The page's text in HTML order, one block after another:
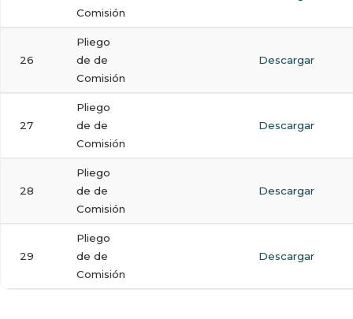
Comisión
26
Pliego
de de
Comisión
Descargar
27
Pliego
de de
Comisión
Descargar
28
Pliego
de de
Comisión
Descargar
29
Pliego
de de
Comisión
Descargar